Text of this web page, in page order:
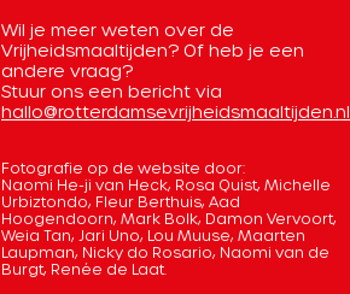
Wil je meer weten over de
Vrijheidsmaaltijden? Of heb je een
andere vraag?
Stuur ons een bericht via
hallo@rotterdamsevrijheidsmaaltijden.nl
Fotografie op de website door:
Naomi He-ji van Heck, Rosa Quist, Michelle
Urbiztondo, Fleur Berthuis, Aad
Hoogendoorn, Mark Bolk, Damon Vervoort,
Weia Tan, Jari Uno, Lou Muuse, Maarten
Laupman, Nicky do Rosario, Naomi van de
Burgt, Renée de Laat.